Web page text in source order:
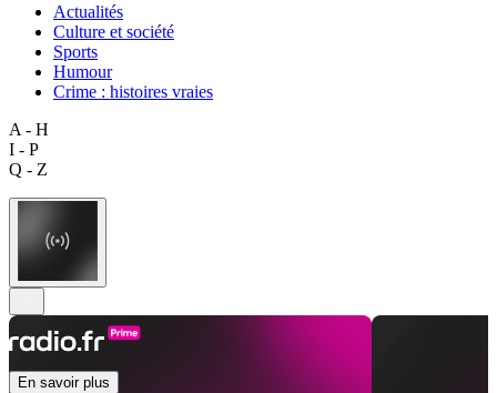
Actualités
Culture et société
Sports
Humour
Crime : histoires vraies
A - H
I - P
Q - Z
En savoir plus